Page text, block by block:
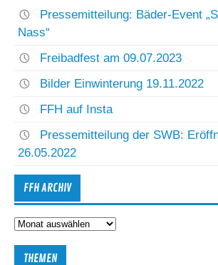
Pressemitteilung: Bäder-Event
Nass“
Freibadfest am 09.07.2023
Bilder Einwinterung 19.11.2022
FFH auf Insta
Pressemitteilung der SWB:
26.05.2022
FFH ARCHIV
FFH
Archiv
THEMEN